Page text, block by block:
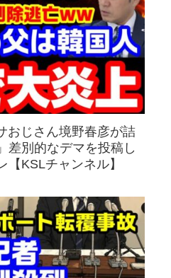
おじさん境野春彦が詰
差別的なデマを投稿し
KSLチャンネル】